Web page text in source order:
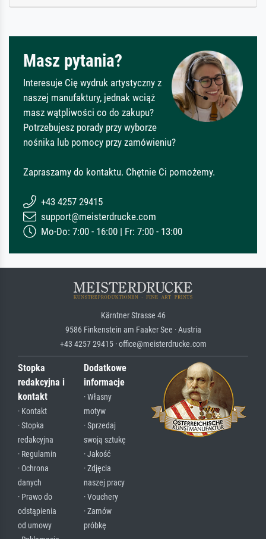
Masz pytania?
Interesuje Cię wydruk artystyczny z
naszej manufaktury, jednak wciąż
masz wątpliwości co do zakupu?
Potrzebujesz porady przy wyborze
nośnika lub pomocy przy zamówieniu?
Zapraszamy do kontaktu. Chętnie Ci pomożemy.
+43 4257 29415
support@meisterdrucke.com
Mo-Do: 7:00 - 16:00 | Fr: 7:00 - 13:00
Kärntner Strasse 46
9586 Finkenstein am Faaker See · Austria
+43 4257 29415 · office@meisterdrucke.com
Stopka
redakcyjna i
kontakt
· Kontakt
· Stopka
redakcyjna
· Regulamin
· Ochrona
danych
· Prawo do
odstąpienia
od umowy
Dodatkowe
informacje
· Własny
motyw
· Sprzedaj
swoją sztukę
· Jakość
· Zdjęcia
naszej pracy
· Vouchery
· Zamów
próbkę